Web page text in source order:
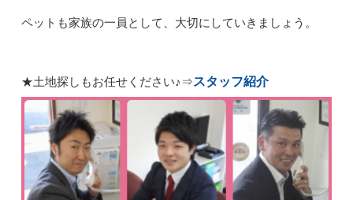
ペットも家族の一員として、大切にしていきましょう。
★土地探しもお任せください♪ ⇒スタッフ紹介